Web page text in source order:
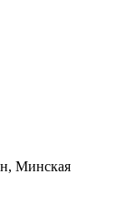
Минская